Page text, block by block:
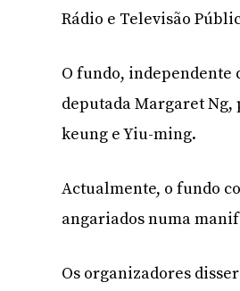
Rádio e Televisão
O fundo,
deputada Margaret Ng,
keung e Yiu-ming.
Actualmente, o fundo
angariados numa
Os organizadores